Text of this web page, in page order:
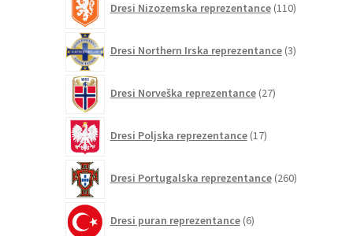
Dresi Nizozemska reprezentance 110izdelkov
Dresi Northern Irska reprezentance 3izdelki
Dresi Norveška reprezentance 27izdelkov
Dresi Poljska reprezentance 17izdelkov
Dresi Portugalska reprezentance 260izdelkov
Dresi puran reprezentance 6izdelkov